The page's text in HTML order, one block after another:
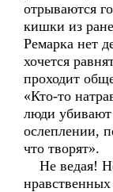
отрываются
кишки из
Ремарка нет
хочется
проходит
«Кто-то
люди убивают
ослеплении,
что творят».
Не ведая!